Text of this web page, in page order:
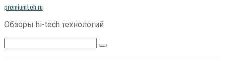
Перейти
контенту
premiumteh.ru
Обзоры hi-tech технологий